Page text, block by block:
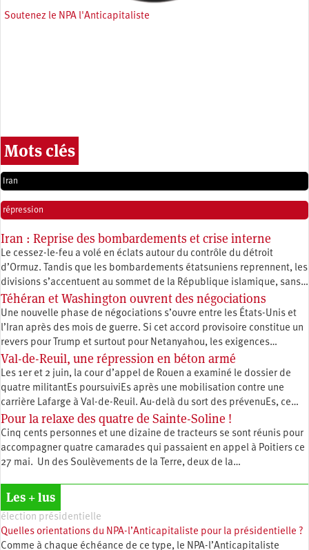
Soutenez le NPA l'Anticapitaliste
Mots clés
Iran
répression
Iran : Reprise des bombardements et crise interne
Le cessez-le-feu a volé en éclats autour du contrôle du détroit
d’Ormuz. Tandis que les bombardements étatsuniens reprennent, les
divisions s’accentuent au sommet de la République islamique, sans…
Téhéran et Washington ouvrent des négociations
Une nouvelle phase de négociations s’ouvre entre les États-Unis et
l’Iran après des mois de guerre. Si cet accord provisoire constitue un
revers pour Trump et surtout pour Netanyahou, les exigences…
Val-de-Reuil, une répression en béton armé
Les 1er et 2 juin, la cour d’appel de Rouen a examiné le dossier de
quatre militantEs poursuiviEs après une mobilisation contre une
carrière Lafarge à Val-de-Reuil. Au-delà du sort des prévenuEs, ce…
Pour la relaxe des quatre de Sainte-Soline !
Cinq cents personnes et une dizaine de tracteurs se sont réunis pour
accompagner quatre camarades qui passaient en appel à Poitiers ce
27 mai. Un des Soulèvements de la Terre, deux de la…
Les + lus
élection présidentielle
Quelles orientations du NPA-l’Anticapitaliste pour la présidentielle ?
Comme à chaque échéance de ce type, le NPA-l’Anticapitaliste